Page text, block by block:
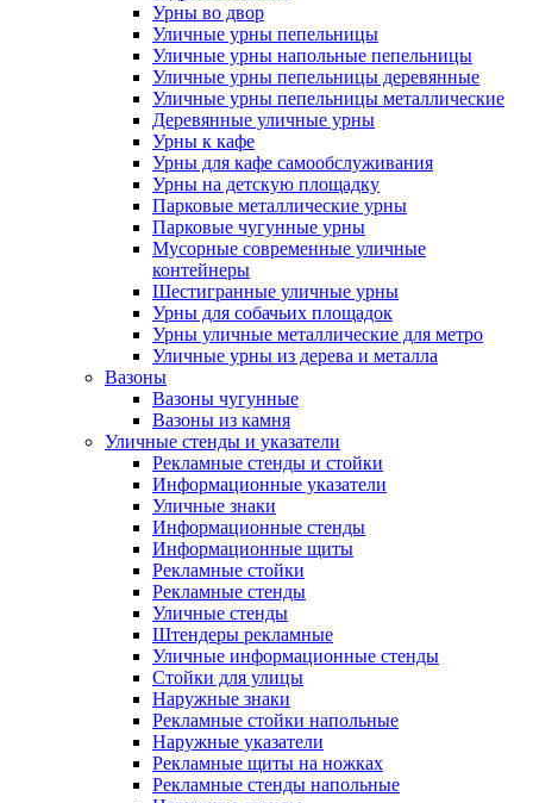
Урны во двор
Уличные урны пепельницы
Уличные урны напольные пепельницы
Уличные урны пепельницы деревянные
Уличные урны пепельницы металлические
Деревянные уличные урны
Урны к кафе
Урны для кафе самообслуживания
Урны на детскую площадку
Парковые металлические урны
Парковые чугунные урны
Мусорные современные уличные
контейнеры
Шестигранные уличные урны
Урны для собачьих площадок
Урны уличные металлические для метро
Уличные урны из дерева и металла
Вазоны
Вазоны чугунные
Вазоны из камня
Уличные стенды и указатели
Рекламные стенды и стойки
Информационные указатели
Уличные знаки
Информационные стенды
Информационные щиты
Рекламные стойки
Рекламные стенды
Уличные стенды
Штендеры рекламные
Уличные информационные стенды
Стойки для улицы
Наружные знаки
Рекламные стойки напольные
Наружные указатели
Рекламные щиты на ножках
Рекламные стенды напольные